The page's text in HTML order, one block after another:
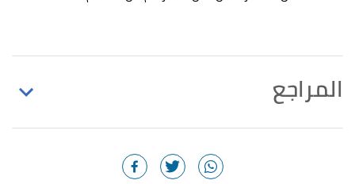
المراجع
26/6/2023. Edited.